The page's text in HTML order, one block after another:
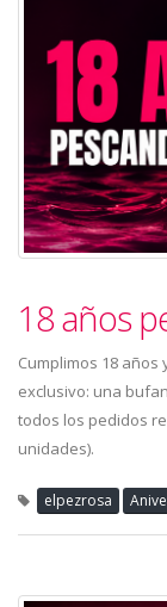
18 años
Cumplimos 18
exclusivo: una
todos los pedidos
unidades).
elpezrosa